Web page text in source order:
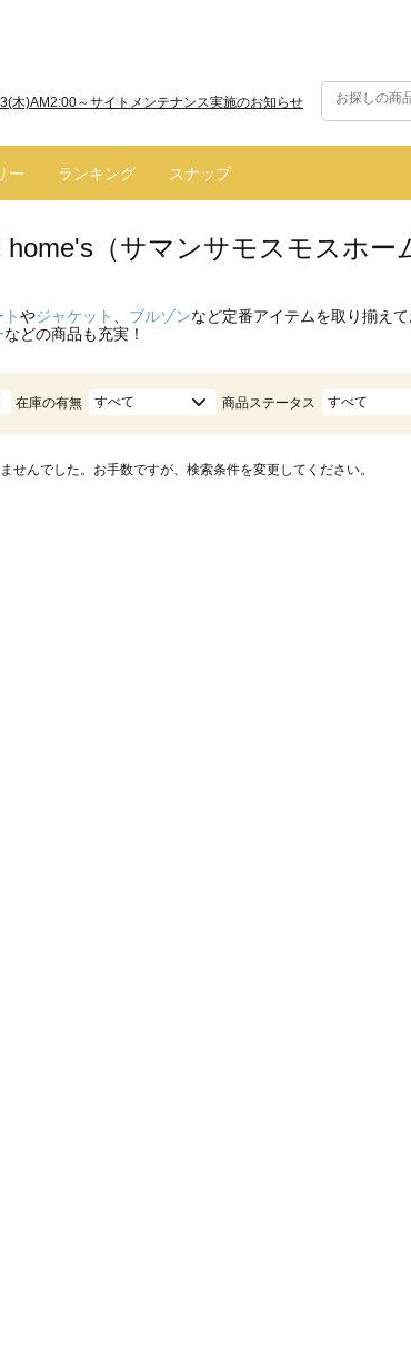
木)AM2:00～サイトメンテナンス実施のお知らせ
ー ランキング スナップ
home's（サマンサモスモスホー
トやジャケット ブルゾンなど定番アイテムを取り揃え
などの商品も充実！
在庫の有無 すべて 商品ステータス すべて
せんでした。お手数ですが、検索条件を変更してください。